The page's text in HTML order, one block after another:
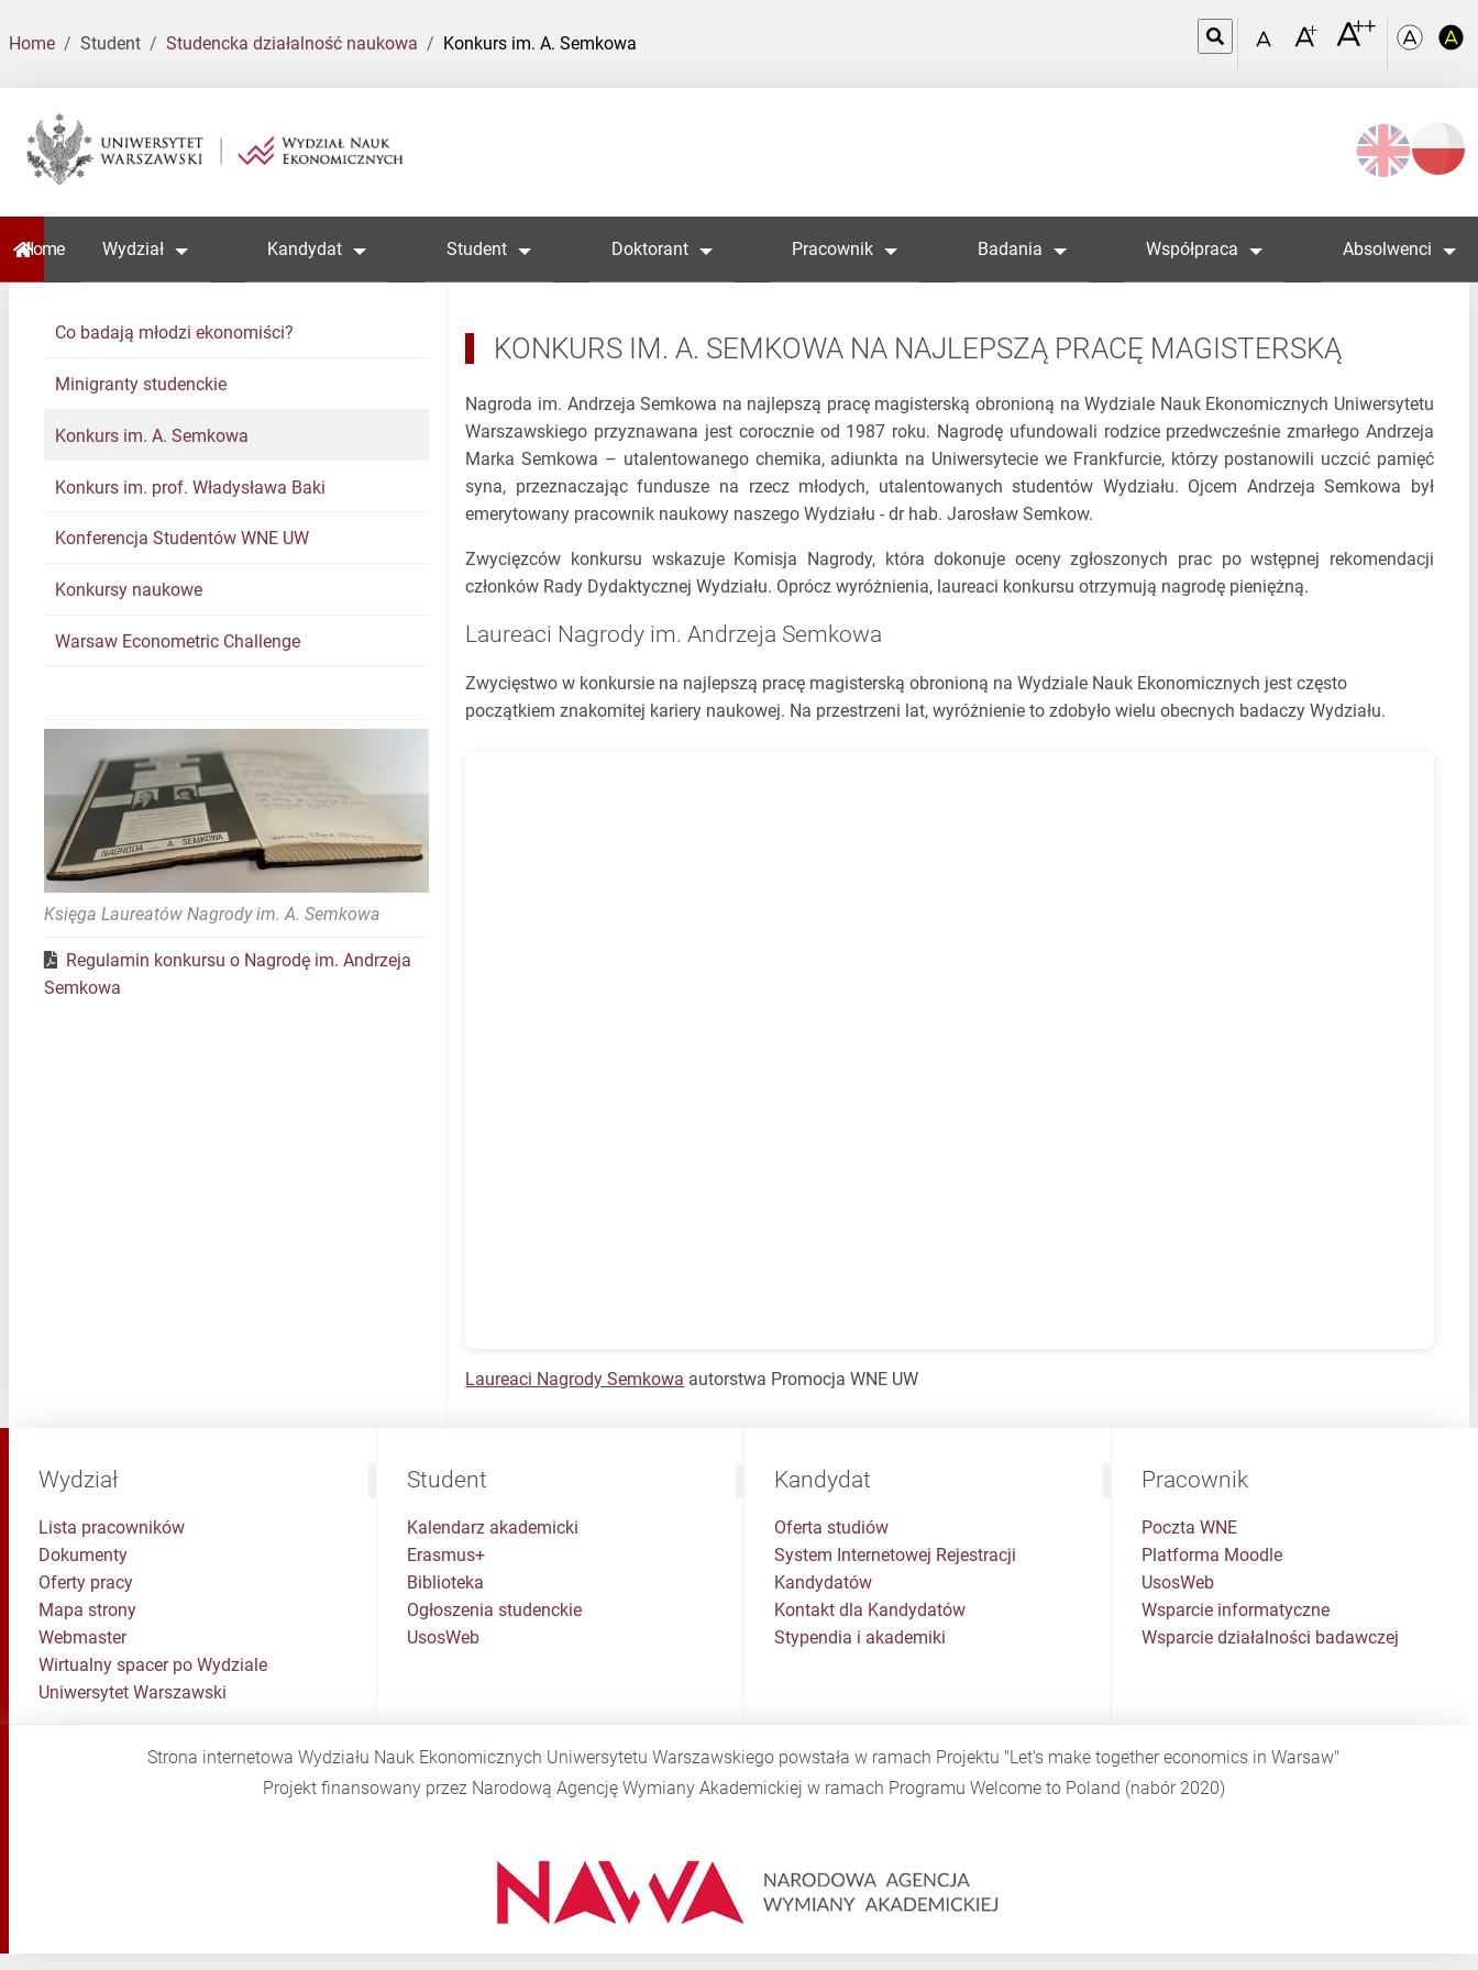
Home Student Studencka działalność naukowa Konkurs im. A. Semkowa
Wybierz
język
Home Wydział Kandydat Student Doktorant Pracownik Badania Współpraca Absolwenci
Co badają młodzi ekonomiści?
Minigranty studenckie
Konkurs im. A. Semkowa
Konkurs im. prof. Władysława Baki
Konferencja Studentów WNE UW
Konkursy naukowe
Warsaw Econometric Challenge
Księga Laureatów Nagrody im. A. Semkowa
Regulamin konkursu o Nagrodę im. Andrzeja
Semkowa
KONKURS IM. A. SEMKOWA NA NAJLEPSZĄ PRACĘ MAGISTERSKĄ
Nagroda im. Andrzeja Semkowa na najlepszą pracę magisterską obronioną na Wydziale Nauk Ekonomicznych Uniwersytetu
Warszawskiego przyznawana jest corocznie od 1987 roku. Nagrodę ufundowali rodzice przedwcześnie zmarłego Andrzeja
Marka Semkowa – utalentowanego chemika, adiunkta na Uniwersytecie we Frankfurcie, którzy postanowili uczcić pamięć
syna, przeznaczając fundusze na rzecz młodych, utalentowanych studentów Wydziału. Ojcem Andrzeja Semkowa był
emerytowany pracownik naukowy naszego Wydziału - dr hab. Jarosław Semkow.
Zwycięzców konkursu wskazuje Komisja Nagrody, która dokonuje oceny zgłoszonych prac po wstępnej rekomendacji
członków Rady Dydaktycznej Wydziału. Oprócz wyróżnienia, laureaci konkursu otrzymują nagrodę pieniężną.
Laureaci Nagrody im. Andrzeja Semkowa
Zwycięstwo w konkursie na najlepszą pracę magisterską obronioną na Wydziale Nauk Ekonomicznych jest często
początkiem znakomitej kariery naukowej. Na przestrzeni lat, wyróżnienie to zdobyło wielu obecnych badaczy Wydziału.
Laureaci Nagrody Semkowa autorstwa Promocja WNE UW
Wydział
Lista pracowników
Dokumenty
Oferty pracy
Mapa strony
Webmaster
Wirtualny spacer po Wydziale
Uniwersytet Warszawski
Student
Kalendarz akademicki
Erasmus+
Biblioteka
Ogłoszenia studenckie
UsosWeb
Kandydat
Oferta studiów
System Internetowej Rejestracji
Kandydatów
Kontakt dla Kandydatów
Stypendia i akademiki
Pracownik
Poczta WNE
Platforma Moodle
UsosWeb
Wsparcie informatyczne
Wsparcie działalności badawczej
Strona internetowa Wydziału Nauk Ekonomicznych Uniwersytetu Warszawskiego powstała w ramach Projektu "Let's make together economics in Warsaw"
Projekt finansowany przez Narodową Agencję Wymiany Akademickiej w ramach Programu Welcome to Poland (nabór 2020)